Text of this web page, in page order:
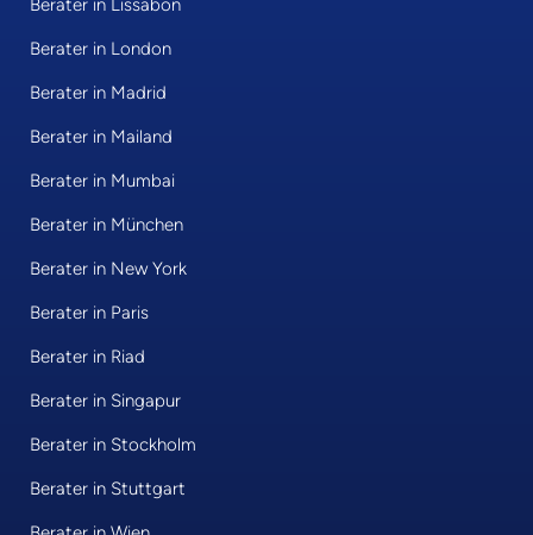
Berater in London
Berater in Madrid
Berater in Mailand
Berater in Mumbai
Berater in München
Berater in New York
Berater in Paris
Berater in Riad
Berater in Singapur
Berater in Stockholm
Berater in Stuttgart